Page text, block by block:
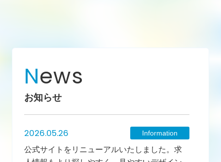
News
お知らせ
2026.05.26 Information
公式サイトをリニューアルいたしました。求